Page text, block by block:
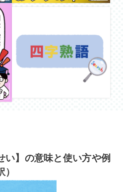
い】の意味と使い方や例